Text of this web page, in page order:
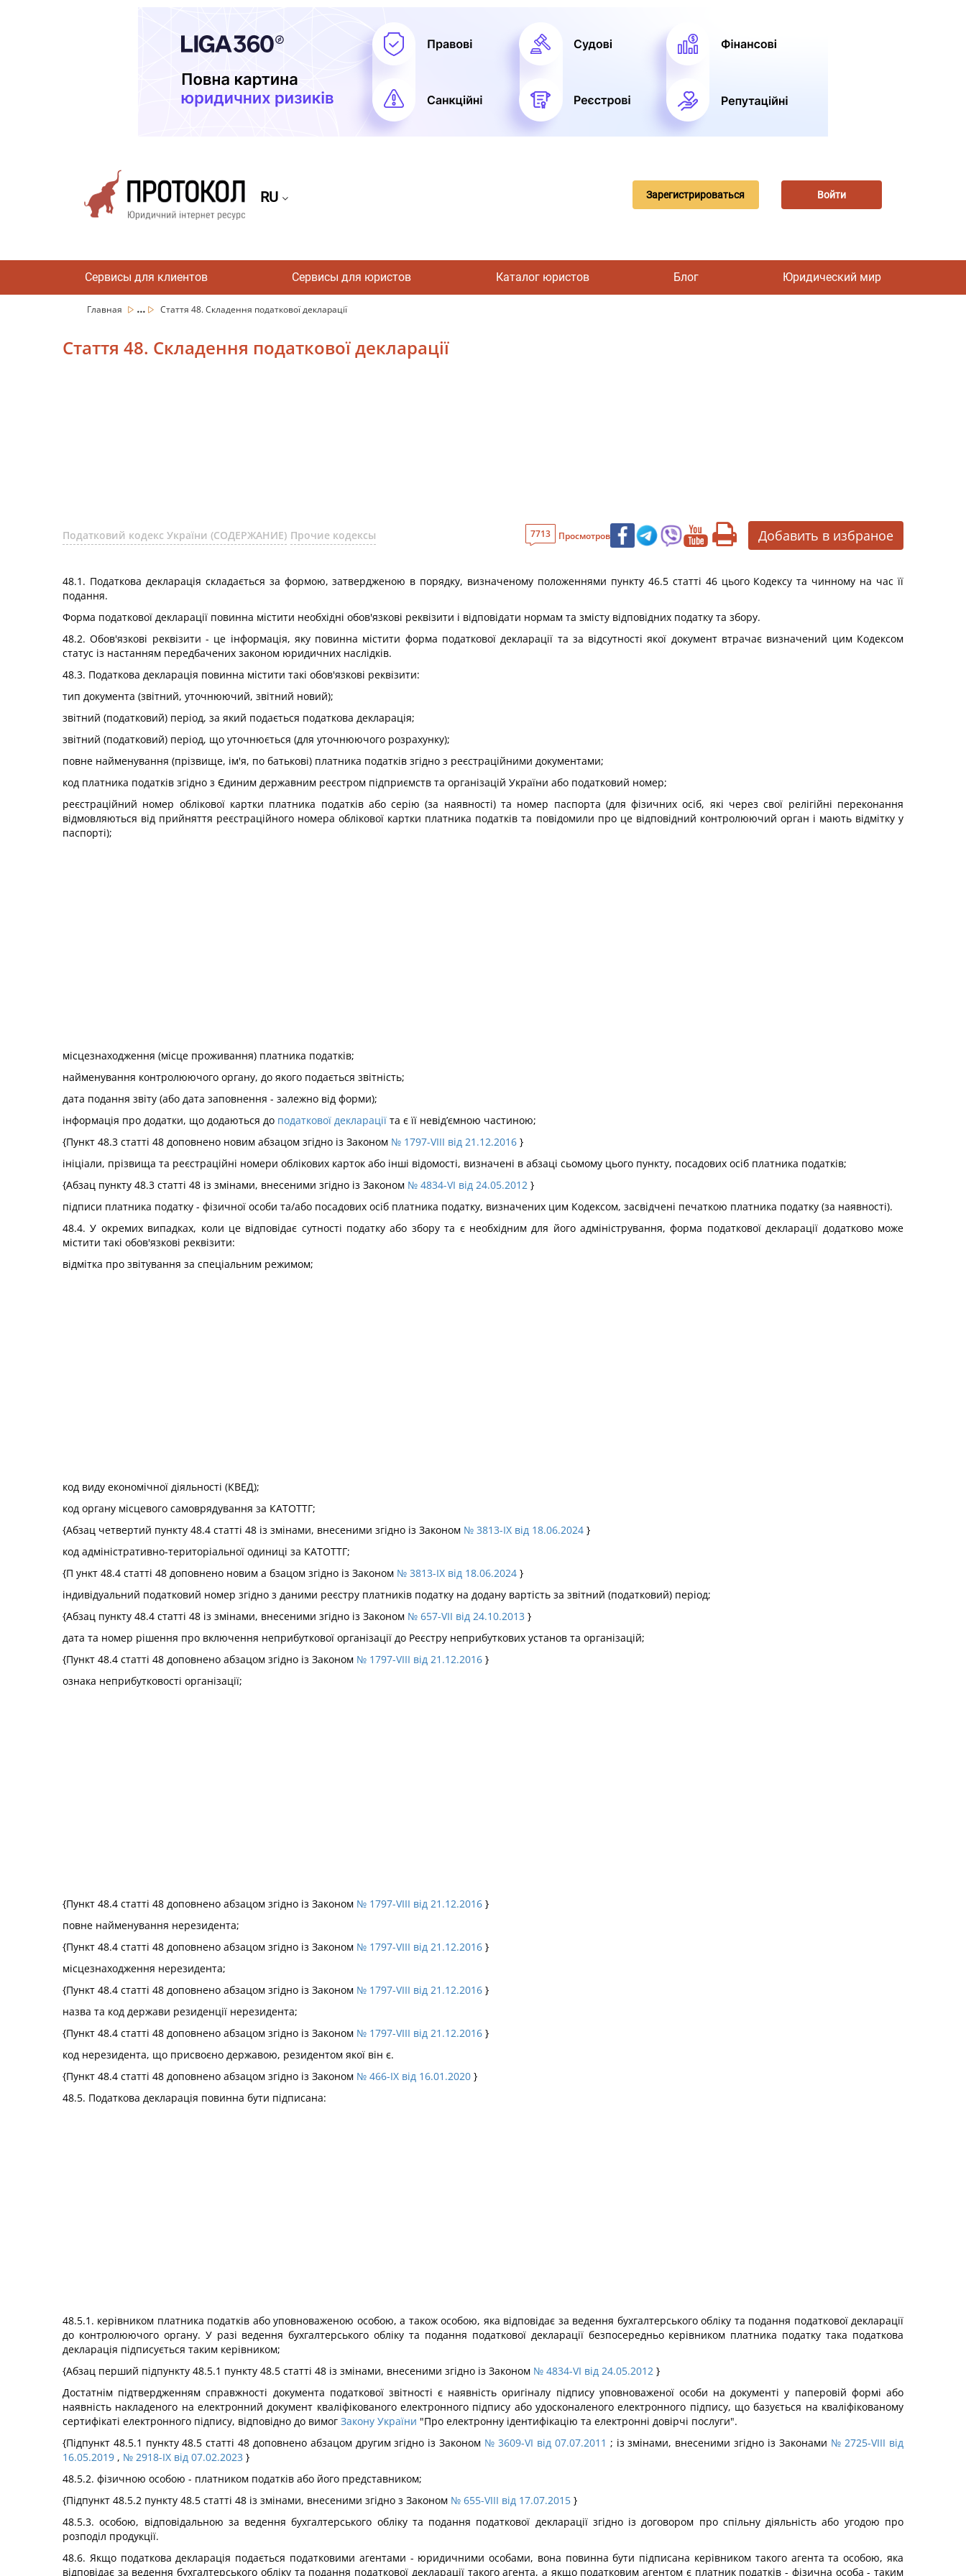
RU Зарегистрироваться Войти
Сервисы для клиентов Сервисы для юристов Каталог юристов Блог Юридический мир
Главная ... Стаття 48. Складення податкової декларації
Стаття 48. Складення податкової декларації
Податковий кодекс України (СОДЕРЖАНИЕ) Прочие кодексы 7713 Просмотров Добавить в избраное
48.1. Податкова декларація складається за формою, затвердженою в порядку, визначеному положеннями пункту 46.5 статті 46 цього Кодексу та чинному на час її
подання.
Форма податкової декларації повинна містити необхідні обов'язкові реквізити і відповідати нормам та змісту відповідних податку та збору.
48.2. Обов'язкові реквізити - це інформація, яку повинна містити форма податкової декларації та за відсутності якої документ втрачає визначений цим Кодексом
статус із настанням передбачених законом юридичних наслідків.
48.3. Податкова декларація повинна містити такі обов'язкові реквізити:
тип документа (звітний, уточнюючий, звітний новий);
звітний (податковий) період, за який подається податкова декларація;
звітний (податковий) період, що уточнюється (для уточнюючого розрахунку);
повне найменування (прізвище, ім'я, по батькові) платника податків згідно з реєстраційними документами;
код платника податків згідно з Єдиним державним реєстром підприємств та організацій України або податковий номер;
реєстраційний номер облікової картки платника податків або серію (за наявності) та номер паспорта (для фізичних осіб, які через свої релігійні переконання
відмовляються від прийняття реєстраційного номера облікової картки платника податків та повідомили про це відповідний контролюючий орган і мають відмітку у
паспорті);
місцезнаходження (місце проживання) платника податків;
найменування контролюючого органу, до якого подається звітність;
дата подання звіту (або дата заповнення - залежно від форми);
інформація про додатки, що додаються до податкової декларації та є її невід’ємною частиною;
{Пункт 48.3 статті 48 доповнено новим абзацом згідно із Законом № 1797-VIII від 21.12.2016 }
ініціали, прізвища та реєстраційні номери облікових карток або інші відомості, визначені в абзаці сьомому цього пункту, посадових осіб платника податків;
{Абзац пункту 48.3 статті 48 із змінами, внесеними згідно із Законом № 4834-VI від 24.05.2012 }
підписи платника податку - фізичної особи та/або посадових осіб платника податку, визначених цим Кодексом, засвідчені печаткою платника податку (за наявності).
48.4. У окремих випадках, коли це відповідає сутності податку або збору та є необхідним для його адміністрування, форма податкової декларації додатково може
містити такі обов'язкові реквізити:
відмітка про звітування за спеціальним режимом;
код виду економічної діяльності (КВЕД);
код органу місцевого самоврядування за КАТОТТГ;
{Абзац четвертий пункту 48.4 статті 48 із змінами, внесеними згідно із Законом № 3813-IX від 18.06.2024 }
код адміністративно-територіальної одиниці за КАТОТТГ;
{П ункт 48.4 статті 48 доповнено новим а бзацом згідно із Законом № 3813-IX від 18.06.2024 }
індивідуальний податковий номер згідно з даними реєстру платників податку на додану вартість за звітний (податковий) період;
{Абзац пункту 48.4 статті 48 із змінами, внесеними згідно із Законом № 657-VII від 24.10.2013 }
дата та номер рішення про включення неприбуткової організації до Реєстру неприбуткових установ та організацій;
{Пункт 48.4 статті 48 доповнено абзацом згідно із Законом № 1797-VIII від 21.12.2016 }
ознака неприбутковості організації;
{Пункт 48.4 статті 48 доповнено абзацом згідно із Законом № 1797-VIII від 21.12.2016 }
повне найменування нерезидента;
{Пункт 48.4 статті 48 доповнено абзацом згідно із Законом № 1797-VIII від 21.12.2016 }
місцезнаходження нерезидента;
{Пункт 48.4 статті 48 доповнено абзацом згідно із Законом № 1797-VIII від 21.12.2016 }
назва та код держави резиденції нерезидента;
{Пункт 48.4 статті 48 доповнено абзацом згідно із Законом № 1797-VIII від 21.12.2016 }
код нерезидента, що присвоєно державою, резидентом якої він є.
{Пункт 48.4 статті 48 доповнено абзацом згідно із Законом № 466-IX від 16.01.2020 }
48.5. Податкова декларація повинна бути підписана:
48.5.1. керівником платника податків або уповноваженою особою, а також особою, яка відповідає за ведення бухгалтерського обліку та подання податкової декларації
до контролюючого органу. У разі ведення бухгалтерського обліку та подання податкової декларації безпосередньо керівником платника податку така податкова
декларація підписується таким керівником;
{Абзац перший підпункту 48.5.1 пункту 48.5 статті 48 із змінами, внесеними згідно із Законом № 4834-VI від 24.05.2012 }
Достатнім підтвердженням справжності документа податкової звітності є наявність оригіналу підпису уповноваженої особи на документі у паперовій формі або
наявність накладеного на електронний документ кваліфікованого електронного підпису або удосконаленого електронного підпису, що базується на кваліфікованому
сертифікаті електронного підпису, відповідно до вимог Закону України "Про електронну ідентифікацію та електронні довірчі послуги".
{Підпункт 48.5.1 пункту 48.5 статті 48 доповнено абзацом другим згідно із Законом № 3609-VI від 07.07.2011 ; із змінами, внесеними згідно із Законами № 2725-VIII від
16.05.2019 , № 2918-IX від 07.02.2023 }
48.5.2. фізичною особою - платником податків або його представником;
{Підпункт 48.5.2 пункту 48.5 статті 48 із змінами, внесеними згідно з Законом № 655-VIII від 17.07.2015 }
48.5.3. особою, відповідальною за ведення бухгалтерського обліку та подання податкової декларації згідно із договором про спільну діяльність або угодою про
розподіл продукції.
48.6. Якщо податкова декларація подається податковими агентами - юридичними особами, вона повинна бути підписана керівником такого агента та особою, яка
відповідає за ведення бухгалтерського обліку та подання податкової декларації такого агента, а якщо податковим агентом є платник податків - фізична особа - таким